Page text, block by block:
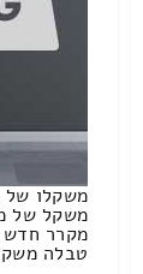
משקלו של
משקל של
מקרר חדש
טבלה